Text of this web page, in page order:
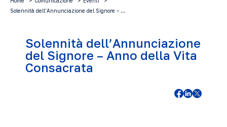
Solennità dell’Annunciazione del Signore – …
Solennità dell’Annunciazione
del Signore – Anno della Vita
Consacrata